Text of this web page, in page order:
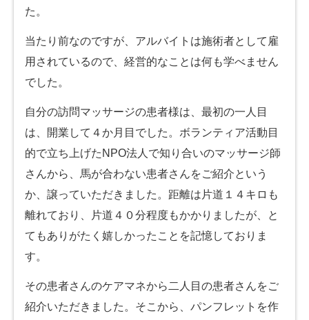
た。
当たり前なのですが、アルバイトは施術者として雇
用されているので、経営的なことは何も学べません
でした。
自分の訪問マッサージの患者様は、最初の一人目
は、開業して４か月目でした。ボランティア活動目
的で立ち上げたNPO法人で知り合いのマッサージ師
さんから、馬が合わない患者さんをご紹介という
か、譲っていただきました。距離は片道１４キロも
離れており、片道４０分程度もかかりましたが、と
てもありがたく嬉しかったことを記憶しておりま
す。
その患者さんのケアマネから二人目の患者さんをご
紹介いただきました。そこから、パンフレットを作